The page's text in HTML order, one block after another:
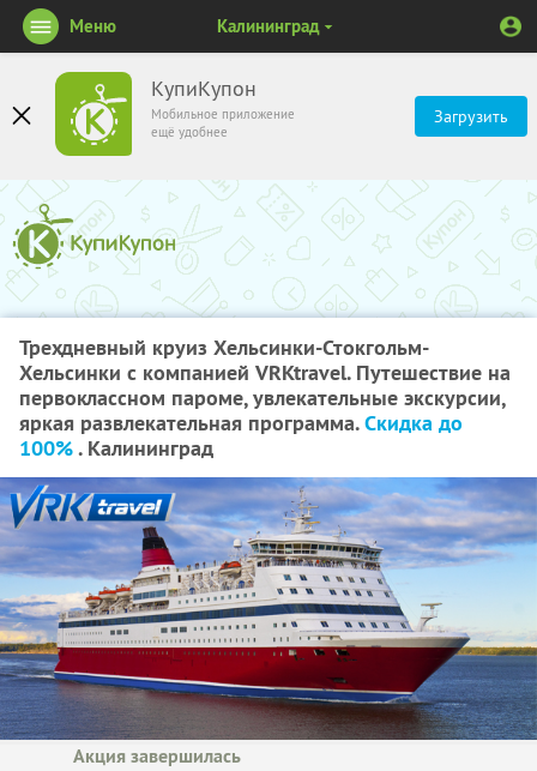
КупиКупон
Мобильное приложение
ещё удобнее
Загрузить
Меню Калининград
Трехдневный круиз Хельсинки-Стокгольм-
Хельсинки с компанией VRKtravel. Путешествие на
первоклассном пароме, увлекательные экскурсии,
яркая развлекательная программа.Скидка до
100%. Калининград
Акция завершилась